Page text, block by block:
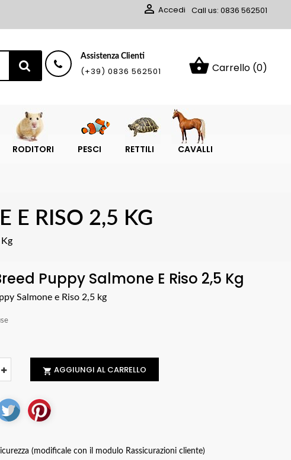
 Accedi Call us: 0836 562501
shopping_basket Carrello (0)
Assistenza Clienti
(+39) 0836 562501
RODITORI PESCI RETTILI CAVALLI
E RISO 2,5 KG
Puppy Salmone E Riso 2,5 Kg
Salmone e Riso 2,5 kg
 AGGIUNGI AL CARRELLO
(modificale con il modulo Rassicurazioni cliente)